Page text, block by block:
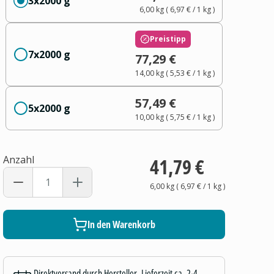
6,00 kg( 6,97 €/ 1 kg)
7x2000 g
Preistipp
77,29 €
14,00 kg(5,53 €/ 1 kg)
5x2000 g 57,49 €
10,00 kg(5,75 €/ 1 kg)
Anzahl 41,79 €
6,00 kg( 6,97 €/ 1 kg)
In den Warenkorb